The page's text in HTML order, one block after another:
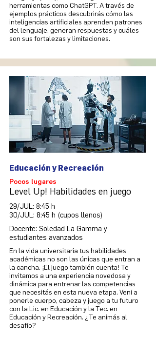
herramientas como ChatGPT. A través de
ejemplos prácticos descubrirás cómo las
inteligencias artificiales aprenden patrones
del lenguaje, generan respuestas y cuáles
son sus fortalezas y limitaciones.
Educación y Recreación
Pocos lugares
Level Up! Habilidades en juego
29/JUL: 8:45 h
30/JUL: 8:45 h (cupos llenos)
Docente: Soledad La Gamma y
estudiantes avanzados
En la vida universitaria tus habilidades
académicas no son las únicas que entran a
la cancha. ¡El juego también cuenta! Te
invitamos a una experiencia novedosa y
dinámica para entrenar las competencias
que necesitás en esta nueva etapa. Vení a
ponerle cuerpo, cabeza y juego a tu futuro
con la Lic. en Educación y la Tec. en
Educación y Recreación. ¿Te animás al
desafío?